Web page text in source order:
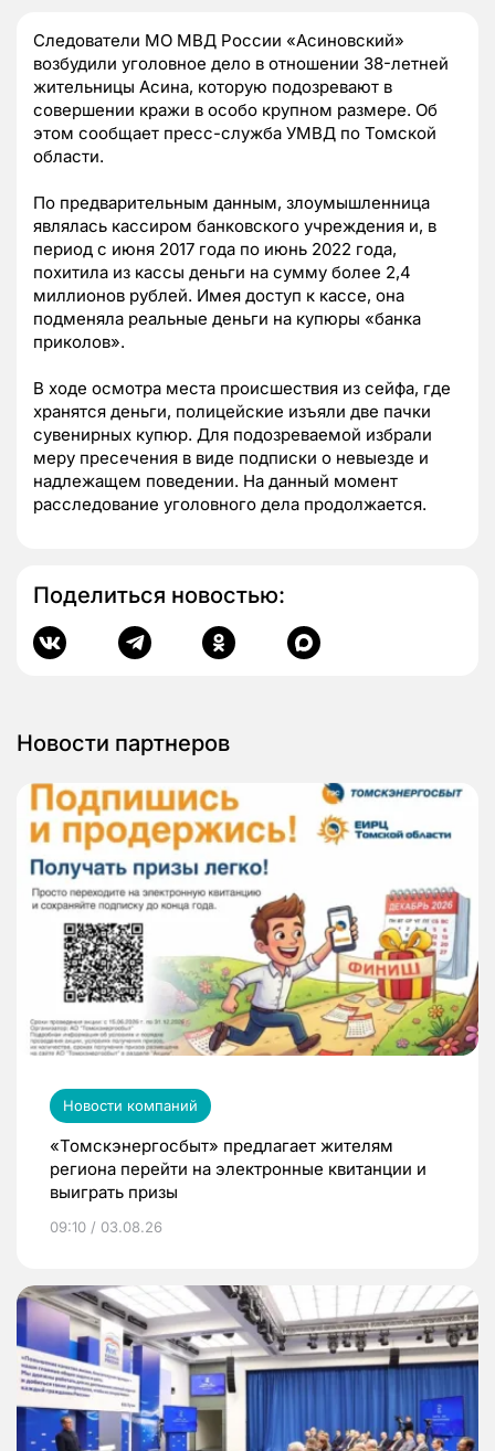
Следователи МО МВД России «Асиновский»
возбудили уголовное дело в отношении 38-летней
жительницы Асина, которую подозревают в
совершении кражи в особо крупном размере. Об
этом сообщает пресс-служба УМВД по Томской
области.
По предварительным данным, злоумышленница
являлась кассиром банковского учреждения и, в
период с июня 2017 года по июнь 2022 года,
похитила из кассы деньги на сумму более 2,4
миллионов рублей. Имея доступ к кассе, она
подменяла реальные деньги на купюры «банка
приколов».
В ходе осмотра места происшествия из сейфа, где
хранятся деньги, полицейские изъяли две пачки
сувенирных купюр. Для подозреваемой избрали
меру пресечения в виде подписки о невыезде и
надлежащем поведении. На данный момент
расследование уголовного дела продолжается.
Поделиться новостью:
Новости партнеров
Новости компаний
«Томскэнергосбыт» предлагает жителям
региона перейти на электронные квитанции и
выиграть призы
09:10 / 03.08.26